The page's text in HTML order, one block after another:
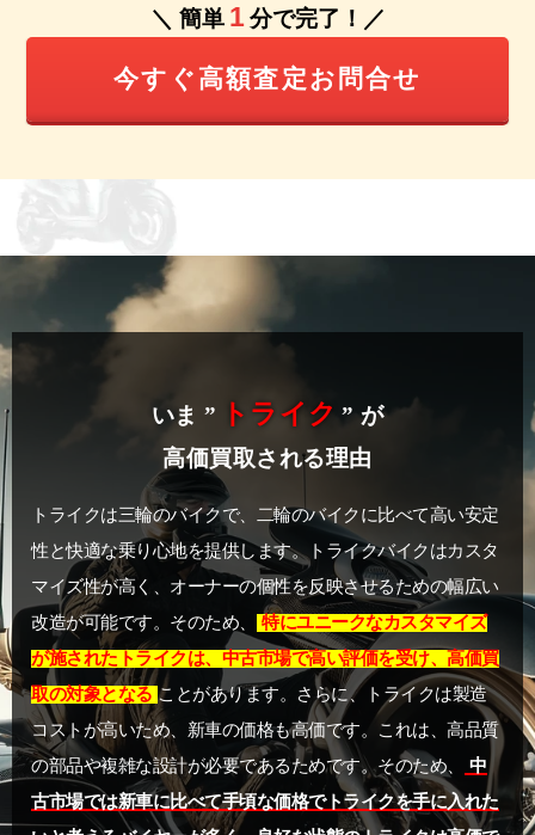
＼ 簡単 1 分で完了！／
今すぐ高額査定お問合せ
いま ” トライク ” が
高価買取される理由
トライクは三輪のバイクで、二輪のバイクに比べて高い安定
性と快適な乗り心地を提供します。トライクバイクはカスタ
マイズ性が高く、オーナーの個性を反映させるための幅広い
改造が可能です。そのため、
特にユニークなカスタマイズ
が施されたトライクは、中古市場で高い評価を受け、高価買
取の対象となる ことがあります。さらに、トライクは製造
コストが高いため、新車の価格も高価です。これは、高品質
の部品や複雑な設計が必要であるためです。そのため、
中
古市場では新車に比べて手頃な価格でトライクを手に入れた